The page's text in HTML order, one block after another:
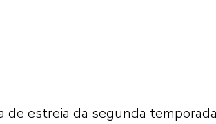
de estreia da segunda